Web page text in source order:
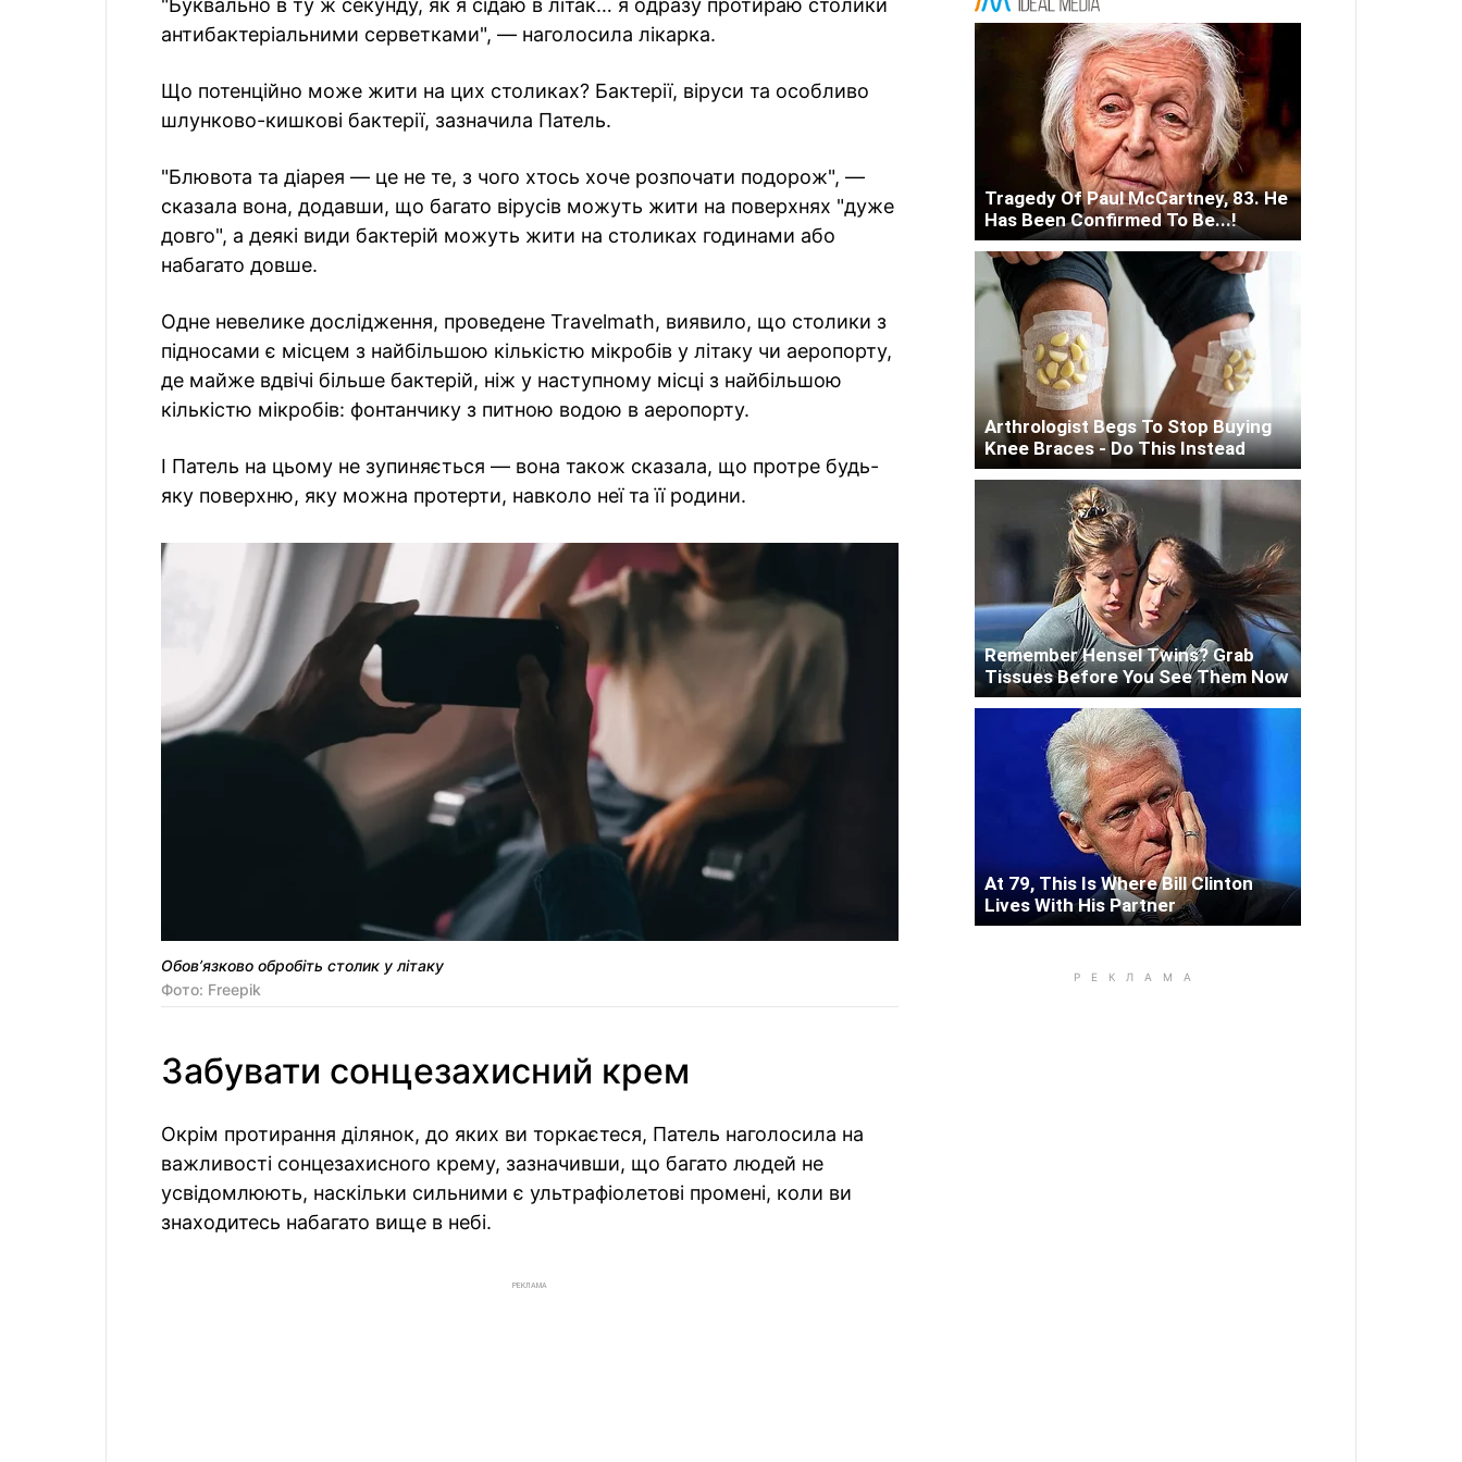
"Буквально в ту ж секунду, як я сідаю в літак… я одразу протираю столики
антибактеріальними серветками", — наголосила лікарка.
Що потенційно може жити на цих столиках? Бактерії, віруси та особливо
шлунково-кишкові бактерії, зазначила Патель.
"Блювота та діарея — це не те, з чого хтось хоче розпочати подорож", —
сказала вона, додавши, що багато вірусів можуть жити на поверхнях "дуже
довго", а деякі види бактерій можуть жити на столиках годинами або
набагато довше.
Одне невелике дослідження, проведене Travelmath, виявило, що столики з
підносами є місцем з найбільшою кількістю мікробів у літаку чи аеропорту,
де майже вдвічі більше бактерій, ніж у наступному місці з найбільшою
кількістю мікробів: фонтанчику з питною водою в аеропорту.
І Патель на цьому не зупиняється — вона також сказала, що протре будь-
яку поверхню, яку можна протерти, навколо неї та її родини.
Обовʼязково обробіть столик у літаку
Фото: Freepik
Забувати сонцезахисний крем
Окрім протирання ділянок, до яких ви торкаєтеся, Патель наголосила на
важливості сонцезахисного крему, зазначивши, що багато людей не
усвідомлюють, наскільки сильними є ультрафіолетові промені, коли ви
знаходитесь набагато вище в небі.
РЕКЛАМА
Tragedy Of Paul McCartney, 83. He
Has Been Confirmed To Be...!
Arthrologist Begs To Stop Buying
Knee Braces - Do This Instead
Remember Hensel Twins? Grab
Tissues Before You See Them Now
At 79, This Is Where Bill Clinton
Lives With His Partner